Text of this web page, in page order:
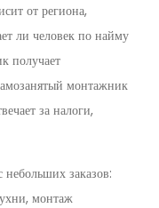
от региона,
ли человек по найму
получает
монтажник
за налоги,
небольших заказов:
монтаж